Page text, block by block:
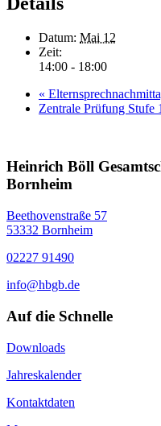
Datum: Mai 12
Zeit:
14:00 - 18:00
«
Zentrale Prüfung Stufe
Heinrich Böll
Bornheim
Beethovenstraße 57
53332 Bornheim
02227 91490
info@hbgb.de
Auf die Schnelle
Downloads
Jahreskalender
Kontaktdaten